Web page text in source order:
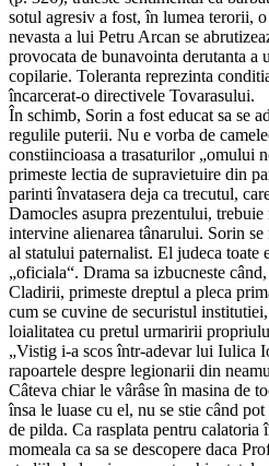
sotul agresiv a fost, în lumea terorii,
nevasta a lui Petru Arcan se
provocata de bunavointa derutanta a
copilarie. Toleranta reprezinta
încarcerat-o directivele Tovarasului.
În schimb, Sorin a fost educat sa se
regulile puterii. Nu e vorba de
constiincioasa a trasaturilor „omului
primeste lectia de supravietuire din
parinti învatasera deja ca trecutul,
Damocles asupra prezentului,
intervine alienarea tânarului. Sorin
al statului paternalist. El judeca toate
„oficiala“. Drama sa izbucneste
Cladirii, primeste dreptul a pleca
cum se cuvine de securistul
loialitatea cu pretul urmaririi
„Vistig i-a scos într-adevar lui Iulica
rapoartele despre legionarii din
Câteva chiar le vârâse în masina de
însa le luase cu el, nu se stie când
de pilda. Ca rasplata pentru
momeala ca sa se descopere daca